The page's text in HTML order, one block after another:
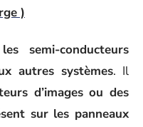
)
les semi-conducteurs
autres systèmes. Il
d’images ou des
sur les panneaux